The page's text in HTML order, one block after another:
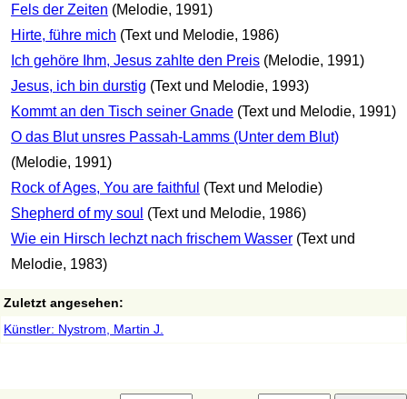
Fels der Zeiten (Melodie, 1991)
Hirte, führe mich (Text und Melodie, 1986)
Ich gehöre Ihm, Jesus zahlte den Preis (Melodie, 1991)
Jesus, ich bin durstig (Text und Melodie, 1993)
Kommt an den Tisch seiner Gnade (Text und Melodie, 1991)
O das Blut unsres Passah-Lamms (Unter dem Blut)
(Melodie, 1991)
Rock of Ages, You are faithful (Text und Melodie)
Shepherd of my soul (Text und Melodie, 1986)
Wie ein Hirsch lechzt nach frischem Wasser (Text und
Melodie, 1983)
Zuletzt angesehen:
Künstler: Nystrom, Martin J.